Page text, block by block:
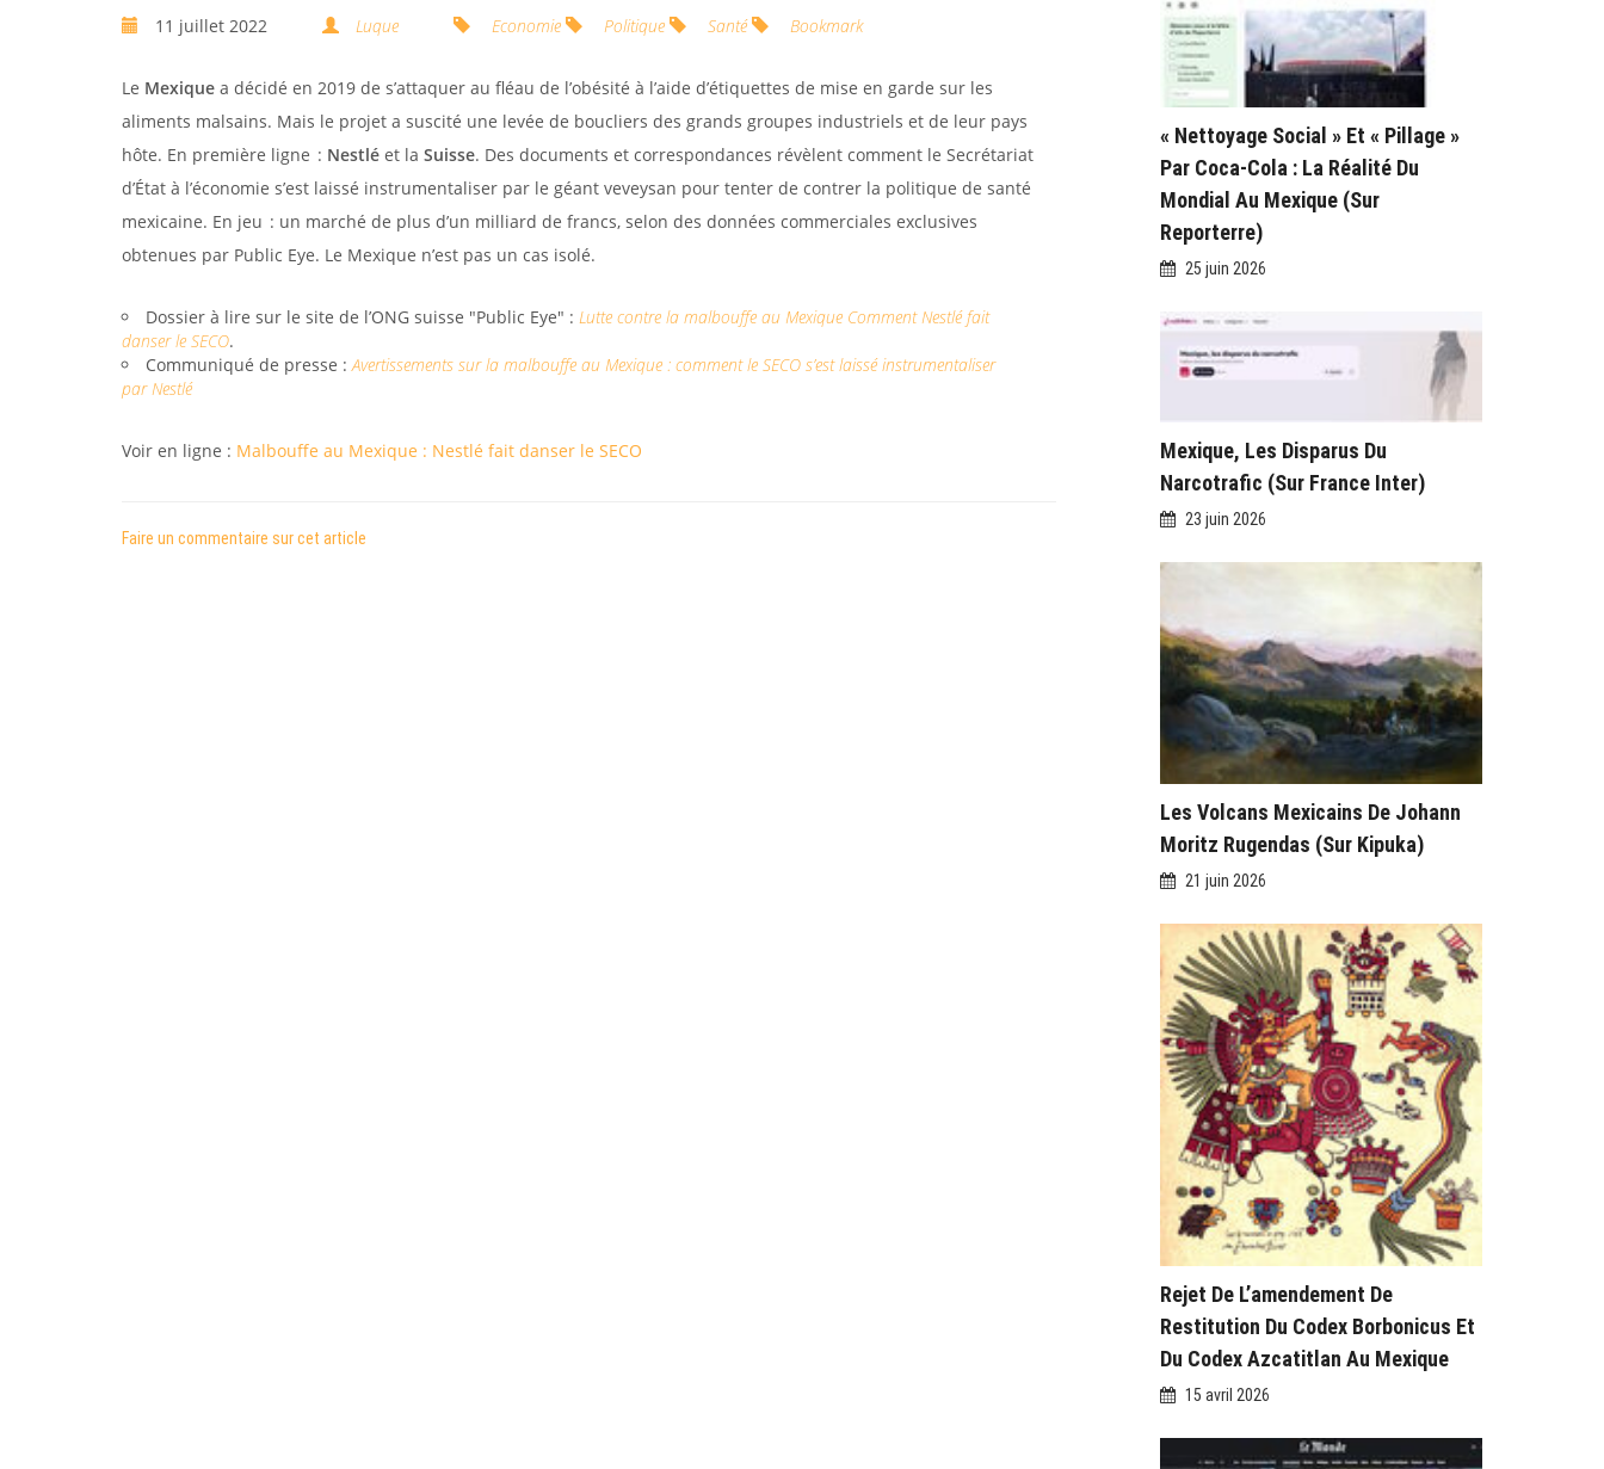
11 juillet 2022 Luque Economie Politique Santé Bookmark
Le Mexique a décidé en 2019 de s’attaquer au fléau de l’obésité à l’aide d’étiquettes de mise en garde sur les
aliments malsains. Mais le projet a suscité une levée de boucliers des grands groupes industriels et de leur pays
hôte. En première ligne : Nestlé et la Suisse. Des documents et correspondances révèlent comment le Secrétariat
d’État à l’économie s’est laissé instrumentaliser par le géant veveysan pour tenter de contrer la politique de santé
mexicaine. En jeu : un marché de plus d’un milliard de francs, selon des données commerciales exclusives
obtenues par Public Eye. Le Mexique n’est pas un cas isolé.
Dossier à lire sur le site de l’ONG suisse "Public Eye" : Lutte contre la malbouffe au Mexique Comment Nestlé fait
danser le SECO.
Communiqué de presse :Avertissements sur la malbouffe au Mexique : comment le SECO s’est laissé instrumentaliser
par Nestlé
Voir en ligne : Malbouffe au Mexique : Nestlé fait danser le SECO
Faire un commentaire sur cet article
« Nettoyage Social » Et « Pillage »
Par Coca-Cola : La Réalité Du
Mondial Au Mexique (sur
Reporterre)
25 juin 2026
Mexique, Les Disparus Du
Narcotrafic (sur France Inter)
23 juin 2026
Les Volcans Mexicains De Johann
Moritz Rugendas (sur Kipuka)
21 juin 2026
Rejet De L’amendement De
Restitution Du Codex Borbonicus Et
Du Codex Azcatitlan Au Mexique
15 avril 2026